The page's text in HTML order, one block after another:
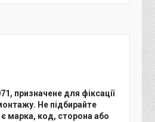
призначене для фіксації
Не підбирайте
марка, код, сторона або